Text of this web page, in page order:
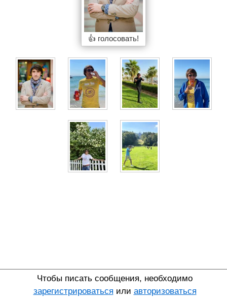
👍 голосовать!
Чтобы писать сообщения, необходимо
зарегистрироваться или авторизоваться